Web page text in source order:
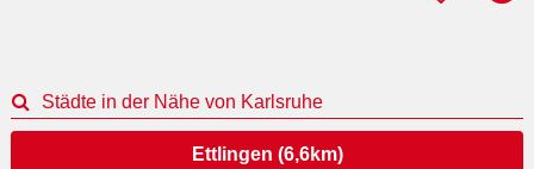
Städte in der Nähe von Karlsruhe
Ettlingen (6,6km)